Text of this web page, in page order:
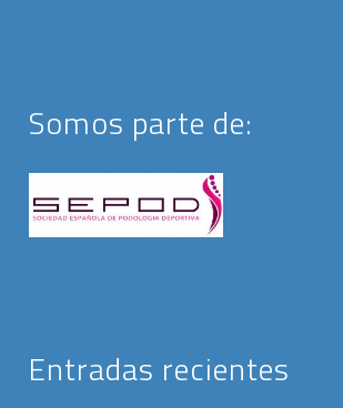
Somos parte de:
Entradas recientes